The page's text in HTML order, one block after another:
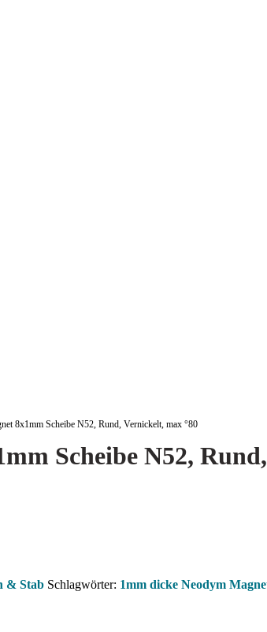
8x1mm Scheibe N52, Rund, Vernickelt, max °80
Scheibe N52,
& Stab Schlagwörter: 1mm dicke Neodym